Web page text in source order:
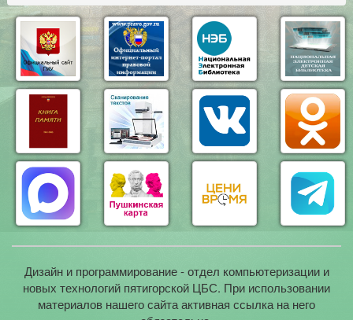
Дизайн и программирование - отдел компьютеризации и
новых технологий пятигорской ЦБС. При использовании
материалов нашего сайта активная ссылка на него